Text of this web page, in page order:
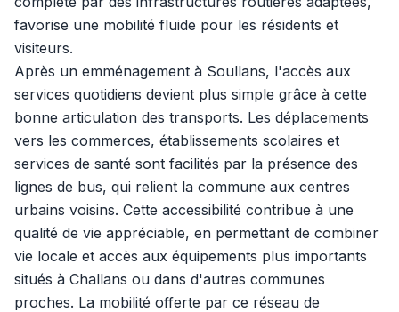
favorise une mobilité fluide pour les résidents et
visiteurs.
Après un emménagement à Soullans, l'accès aux
services quotidiens devient plus simple grâce à cette
bonne articulation des transports. Les déplacements
vers les commerces, établissements scolaires et
services de santé sont facilités par la présence des
lignes de bus, qui relient la commune aux centres
urbains voisins. Cette accessibilité contribue à une
qualité de vie appréciable, en permettant de combiner
vie locale et accès aux équipements plus importants
situés à Challans ou dans d'autres communes
proches. La mobilité offerte par ce réseau de